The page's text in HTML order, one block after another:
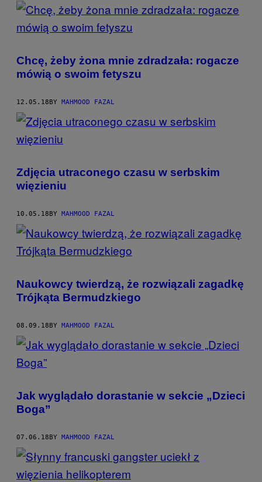
POSTS
BY
THIS
AUTHOR
Chcę, żeby żona mnie zdradzała: rogacze
mówią o swoim fetyszu
12.05.18BY MAHMOOD FAZAL
Zdjęcia utraconego czasu w serbskim
więzieniu
10.05.18BY MAHMOOD FAZAL
Naukowcy twierdzą, że rozwiązali zagadkę
Trójkąta Bermudzkiego
08.09.18BY MAHMOOD FAZAL
Jak wyglądało dorastanie w sekcie „Dzieci
Boga”
07.06.18BY MAHMOOD FAZAL